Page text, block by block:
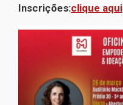
Inscrições:clique aqui